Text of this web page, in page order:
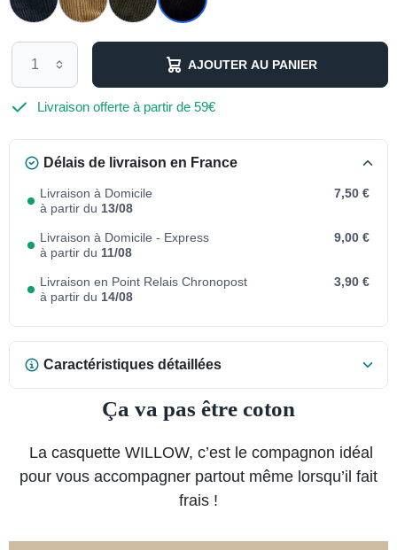
AJOUTER AU PANIER
Livraison offerte à partir de 59€
Délais de livraison en France
Livraison à Domicile
à partir du 13/08
7,50 €
Livraison à Domicile - Express
à partir du 11/08
9,00 €
Livraison en Point Relais Chronopost
à partir du 14/08
3,90 €
Caractéristiques détaillées
Ça va pas être coton
La casquette WILLOW, c’est le compagnon idéal
pour vous accompagner partout même lorsqu’il fait
frais !